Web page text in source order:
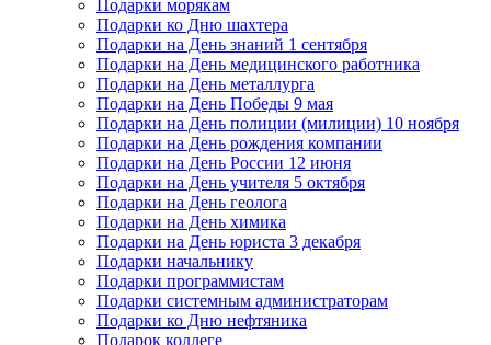
Подарки морякам
Подарки ко Дню шахтера
Подарки на День знаний 1 сентября
Подарки на День медицинского работника
Подарки на День металлурга
Подарки на День Победы 9 мая
Подарки на День полиции (милиции) 10 ноября
Подарки на День рождения компании
Подарки на День России 12 июня
Подарки на День учителя 5 октября
Подарки на День геолога
Подарки на День химика
Подарки на День юриста 3 декабря
Подарки начальнику
Подарки программистам
Подарки системным администраторам
Подарки ко Дню нефтяника
Подарок коллеге